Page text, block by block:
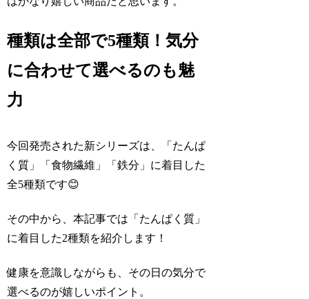
種類は全部で5種類！気分
に合わせて選べるのも魅
力
今回発売された新シリーズは、「たんぱ
く質」「食物繊維」「鉄分」に着目した
全5種類です😊
その中から、本記事では「たんぱく質」
に着目した2種類を紹介します！
健康を意識しながらも、その日の気分で
選べるのが嬉しいポイント。